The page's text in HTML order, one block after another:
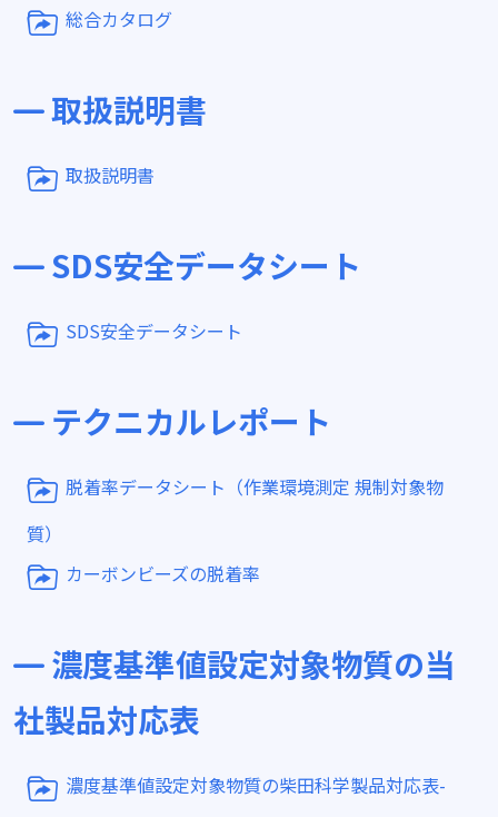
総合カタログ
取扱説明書
取扱説明書
SDS安全データシート
SDS安全データシート
テクニカルレポート
脱着率データシート（作業環境測定 規制対象物
質）
カーボンビーズの脱着率
濃度基準値設定対象物質の当
社製品対応表
濃度基準値設定対象物質の柴田科学製品対応表-